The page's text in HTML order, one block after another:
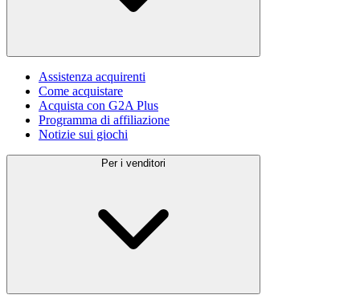
Assistenza acquirenti
Come acquistare
Acquista con G2A Plus
Programma di affiliazione
Notizie sui giochi
Per i venditori